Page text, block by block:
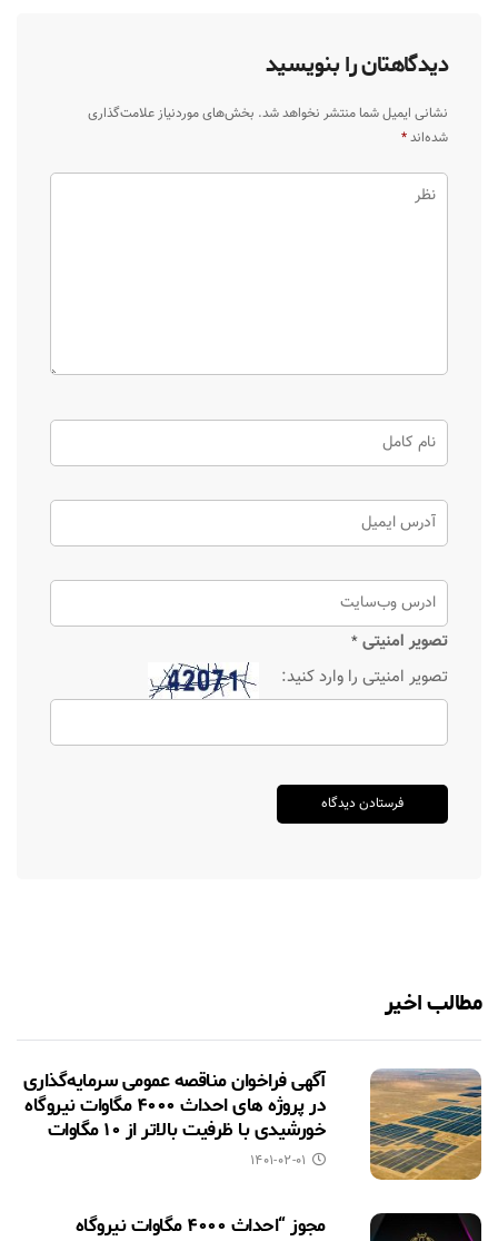
دیدگاهتان را بنویسید
نشانی ایمیل شما منتشر نخواهد شد. بخش‌های موردنیاز علامت‌گذاری
شده‌اند*
تصویر امنیتی *
تصویر امنیتی را وارد کنید:
مطالب اخیر
آگهی فراخوان مناقصه عمومی سرمایه‌گذاری
در پروژه های احداث ۴۰۰۰ مگاوات نیروگاه
خورشیدی با ظرفیت بالاتر از ۱۰ مگاوات
۱۴۰۱-۰۲-۰۱
مجوز “احداث ۴۰۰۰ مگاوات نیروگاه